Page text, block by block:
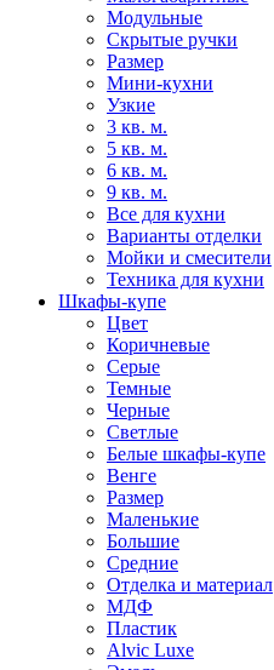
Модульные
Скрытые ручки
Размер
Мини-кухни
Узкие
3 кв. м.
5 кв. м.
6 кв. м.
9 кв. м.
Все для кухни
Варианты отделки
Мойки и смесители
Техника для кухни
Шкафы-купе
Цвет
Коричневые
Серые
Темные
Черные
Светлые
Белые шкафы-купе
Венге
Размер
Маленькие
Большие
Средние
Отделка и материал
МДФ
Пластик
Alvic Luxe